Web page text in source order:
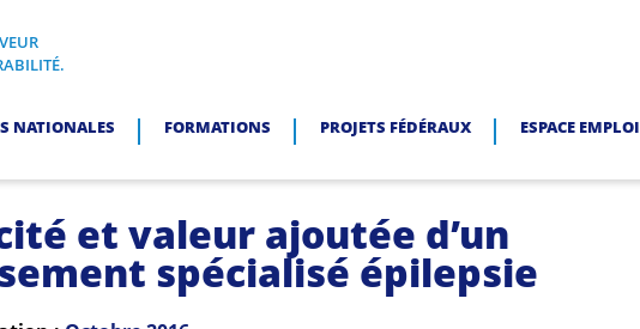
FAVEUR DES PERSONNES EN SITUATION DE VULNÉRABILITÉ.
NATIONALES FORMATIONS PROJETS FÉDÉRAUX ESPACE EMPLOI
et valeur ajoutée d’un
spécialisé épilepsie